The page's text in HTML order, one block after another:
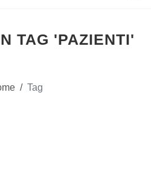
TAG 'PAZIENTI'
/ Tag